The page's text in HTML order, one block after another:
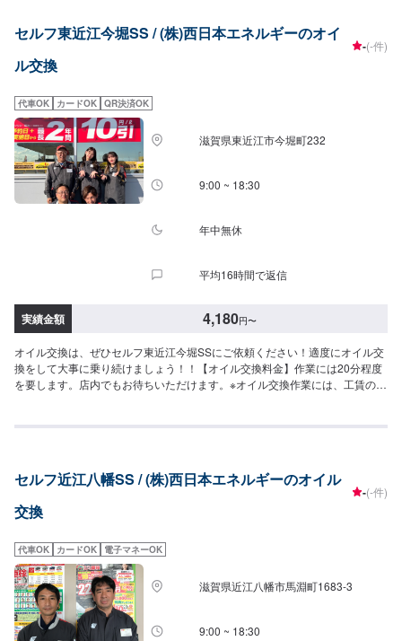
30▶︎1700円（DPF装置ディーゼルトラック・バス）-----------その他料金-------
---->>オイルフィルター2750円〜／台>>２サイクルオイル1,650円〜／L
セルフ東近江今堀SS / (株)西日本エネルギーのオイ
ル交換
-(-件)
代車OK カードOK QR決済OK
滋賀県東近江市今堀町232
9:00 ~ 18:30
年中無休
平均16時間で返信
実績金額 4,180円〜
オイル交換は、ぜひセルフ東近江今堀SSにご依頼ください！適度にオイル交
換をして大事に乗り続けましょう！！【オイル交換料金】作業には20分程度
を要します。店内でもお待ちいただけます。※オイル交換作業には、工賃の
8.▶︎2,310円（環境対応／超省燃費）・0W-20▶︎1,980円（0W-20推奨車専
応）<ディーゼル車用>・5W-30▶︎1,920円（DPF装置ディーゼル乗用車）・
10W-30▶︎1,700円（DPF装置ディーゼルトラック・バス）-----------その他料
金----------->>オイルフィルター2,750円〜／台>>２サイクルオイル1,650円〜
セルフ近江八幡SS / (株)西日本エネルギーのオイル
交換
-(-件)
代車OK カードOK 電子マネーOK
滋賀県近江八幡市馬淵町1683-3
9:00 ~ 18:30